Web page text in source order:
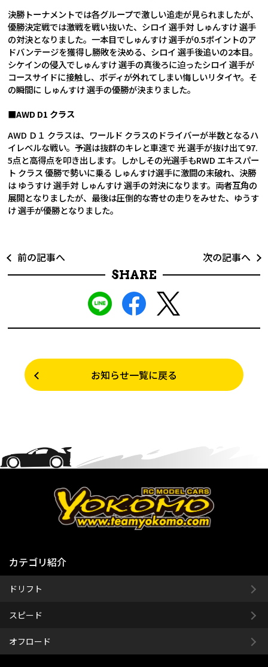
決勝トーナメントでは各グループで激しい追走が見られましたが、
優勝決定戦では激戦を戦い抜いた、シロイ 選手対 しゅんすけ 選手
の対決となりました。一本目でしゅんすけ 選手が0.5ポイントのア
ドバンテージを獲得し勝敗を決める、シロイ 選手後追いの2本目。
シケインの侵入でしゅんすけ 選手の真後ろに迫ったシロイ 選手が
コースサイドに接触し、ボディが外れてしまい悔しいリタイヤ。そ
の瞬間に しゅんすけ 選手の優勝が決まりました。
■AWD D1 クラス
AWD Ｄ１ クラスは、ワールド クラスのドライバーが半数となるハ
イレベルな戦い。予選は抜群のキレと車速で 光 選手が抜け出て97.
5点と高得点を叩き出します。しかしその光選手もRWD エキスパー
ト クラス 優勝で勢いに乗る しゅんすけ選手に激闘の末破れ、決勝
は ゆうすけ 選手対 しゅんすけ 選手の対決になります。両者互角の
展開となりましたが、最後は圧倒的な寄せの走りをみせた、ゆうす
け 選手が優勝となりました。
前の記事へ
次の記事へ
SHARE
お知らせ一覧に戻る
カテゴリ紹介
ドリフト
スピード
オフロード